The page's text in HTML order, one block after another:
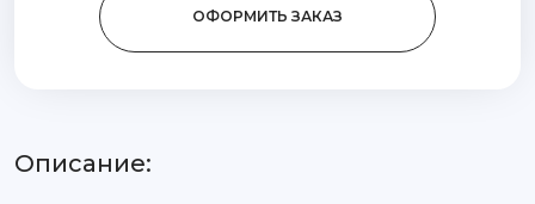
ОФОРМИТЬ ЗАКАЗ
Описание: